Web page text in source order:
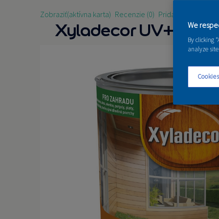
Zobraziť(aktívna karta) Recenzie (0) Pridať recenziu
Xyladecor UV+ We
By clicking
analyze